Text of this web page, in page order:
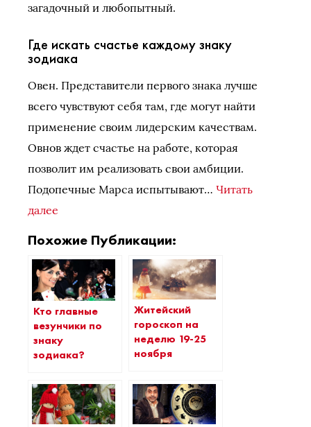
загадочный и любопытный.
Где искать счастье каждому знаку
зодиака
Овен. Представители первого знака лучше
всего чувствуют себя там, где могут найти
применение своим лидерским качествам.
Овнов ждет счастье на работе, которая
позволит им реализовать свои амбиции.
Подопечные Марса испытывают… Читать
далее
Похожие Публикации:
Кто главные
везунчики по
знаку
зодиака?
Житейский
гороскоп на
неделю 19-25
ноября